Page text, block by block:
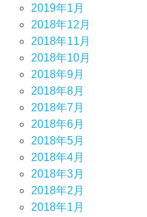
2019年1月
2018年12月
2018年11月
2018年10月
2018年9月
2018年8月
2018年7月
2018年6月
2018年5月
2018年4月
2018年3月
2018年2月
2018年1月